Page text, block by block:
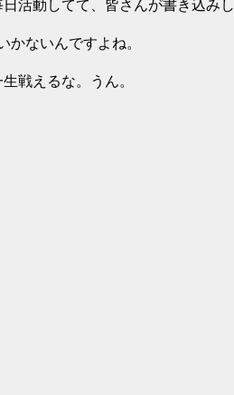
皆さんが書き込みし
すよね。
な。うん。